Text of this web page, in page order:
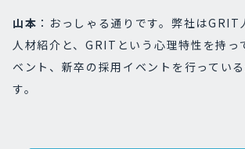
山本 ：おっしゃる通りです。弊社はGRIT
人材紹介と、GRITという心理特性を持っ
ベント、新卒の採用イベントを行ってい
す。